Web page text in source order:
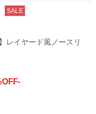
SALE
レイヤード風ノースリ